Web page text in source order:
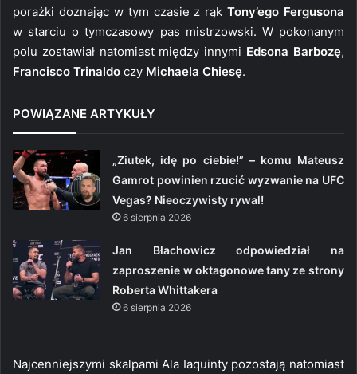
porażki doznając w tym czasie z rąkTony’ego Fergusona
w starciu o tymczasowy pas mistrzowski. W pokonanym
polu zostawiał natomiast między innymi Edsona Barbozę,
Francisco Trinaldo czy Michaela Chiesę.
POWIĄZANE ARTYKUŁY
„Ziutek, idę po ciebie!” – komu Mateusz
Gamrot powinien rzucić wyzwanie na UFC
Vegas? Nieoczywisty rywal!
6 sierpnia 2026
Jan Błachowicz odpowiedział na
zaproszenie w oktagonowe tany ze strony
Roberta Whittakera
6 sierpnia 2026
Najcenniejszymi skalpami Ala Iaquinty pozostają natomiast